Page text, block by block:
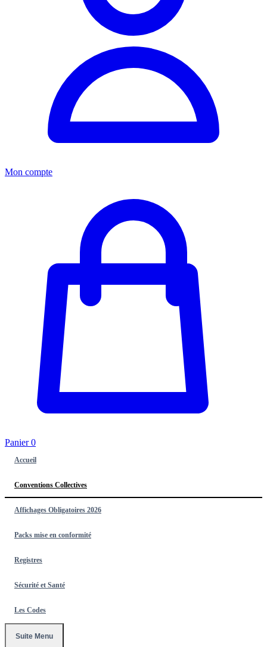
Mon compte
Panier0
Accueil
Conventions Collectives
Affichages Obligatoires 2026
Packs mise en conformité
Registres
Sécurité et Santé
Les Codes
Suite Menu